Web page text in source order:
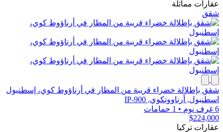
عقارات مماثلة
شقق
شقق بإطلالة خضراء قريبة من المطار في أرناؤوط كوي، إسطنبول
اسطنبول, أرناووتكوي, IP-900
6 غرف نوم
• 1 حمامات
$224,000
عقارات تركيا